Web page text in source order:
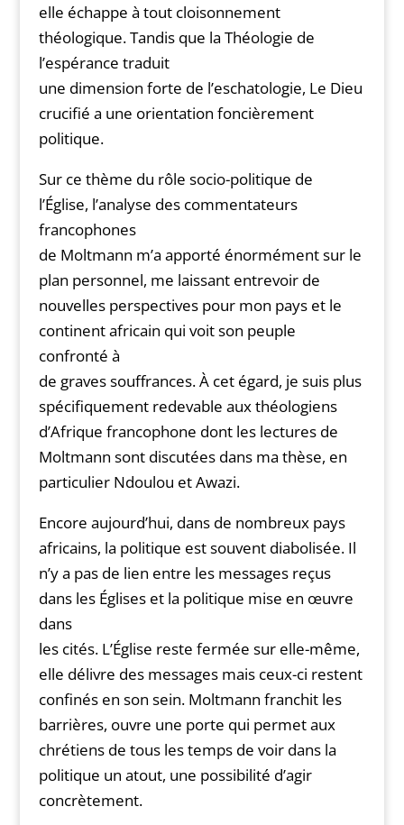
elle échappe à tout cloisonnement
théologique. Tandis que la Théologie de
l’espérance traduit
une dimension forte de l’eschatologie, Le Dieu
crucifié a une orientation foncièrement
politique.
Sur ce thème du rôle socio-politique de
l’Église, l’analyse des commentateurs
francophones
de Moltmann m’a apporté énormément sur le
plan personnel, me laissant entrevoir de
nouvelles perspectives pour mon pays et le
continent africain qui voit son peuple
confronté à
de graves souffrances. À cet égard, je suis plus
spécifiquement redevable aux théologiens
d’Afrique francophone dont les lectures de
Moltmann sont discutées dans ma thèse, en
particulier Ndoulou et Awazi.
Encore aujourd’hui, dans de nombreux pays
africains, la politique est souvent diabolisée. Il
n’y a pas de lien entre les messages reçus
dans les Églises et la politique mise en œuvre
dans
les cités. L’Église reste fermée sur elle-même,
elle délivre des messages mais ceux-ci restent
confinés en son sein. Moltmann franchit les
barrières, ouvre une porte qui permet aux
chrétiens de tous les temps de voir dans la
politique un atout, une possibilité d’agir
concrètement.